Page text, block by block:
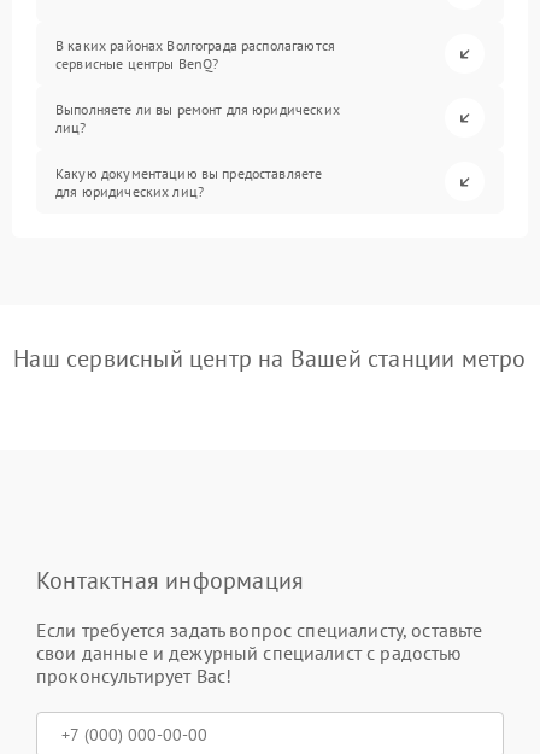
В каких районах Волгограда располагаются
сервисные центры BenQ?
Выполняете ли вы ремонт для юридических
лиц?
Какую документацию вы предоставляете
для юридических лиц?
Наш сервисный центр на Вашей станции метро
Контактная информация
Если требуется задать вопрос специалисту, оставьте
свои данные и дежурный специалист с радостью
проконсультирует Вас!